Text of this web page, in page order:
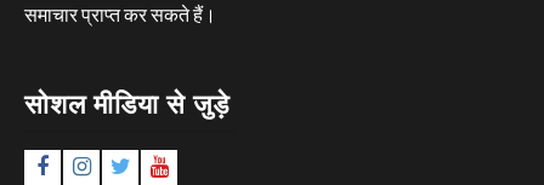
समाचार प्राप्त कर सकते हैं।
सोशल मीडिया से जुड़े
FacebookInstagram
TwitterYouTube